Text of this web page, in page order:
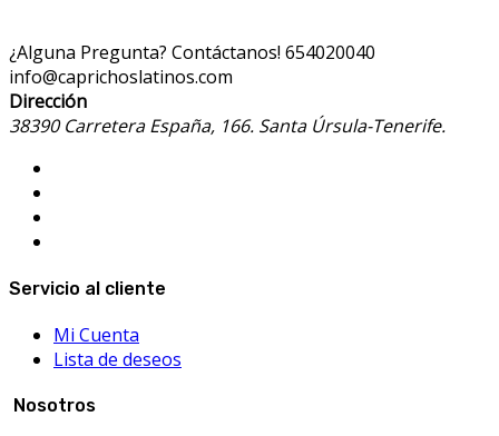
¿Alguna Pregunta? Contáctanos! 654020040
info@caprichoslatinos.com
Dirección
38390 Carretera España, 166. Santa Úrsula-Tenerife.
Servicio al cliente
Mi Cuenta
Lista de deseos
Nosotros